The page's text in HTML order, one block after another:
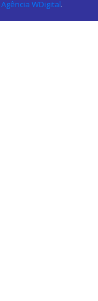
Agência WDigital.